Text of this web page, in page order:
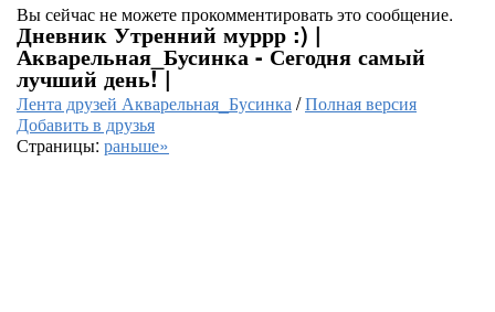
Вы сейчас не можете прокомментировать это сообщение.
Дневник Утренний муррр :) |
Акварельная_Бусинка - Сегодня самый
лучший день! |
Лента друзей Акварельная_Бусинка/Полная версия
Добавить в друзья
Страницы: раньше»